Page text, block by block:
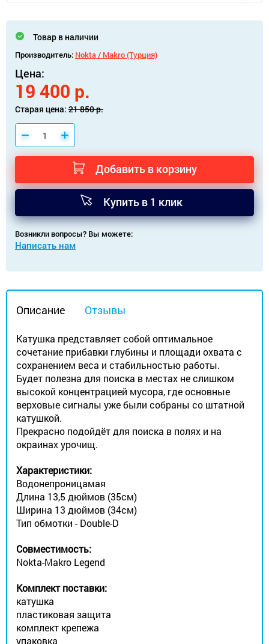
Товар в наличии
Производитель: Nokta / Makro (Турция)
Цена:
19 400 р.
Старая цена: 21 850 р.
Добавить в корзину
Купить в 1 клик
Возникли вопросы? Вы можете:
Написать нам
Описание Отзывы
Катушка представляет собой оптимальное
сочетание прибавки глубины и площади охвата с
сохранением веса и стабильностью работы.
Будет полезна для поиска в местах не слишком
высокой концентрацией мусора, где основные
верховые сигналы уже были собраны со штатной
катушкой.
Прекрасно подойдёт для поиска в полях и на
окраинах урочищ.
Характеристики:
Водонепроницамая
Длина 13,5 дюймов (35см)
Ширина 13 дюймов (34см)
Тип обмотки - Double-D
Совместимость:
Nokta-Makro Legend
Комплект поставки:
катушка
пластиковая защита
комплект крепежа
упаковка